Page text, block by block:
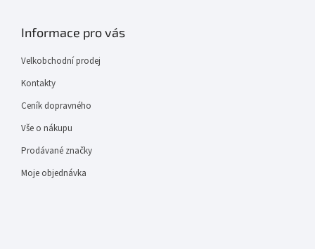
Informace pro vás
Velkobchodní prodej
Kontakty
Ceník dopravného
Vše o nákupu
Prodávané značky
Moje objednávka